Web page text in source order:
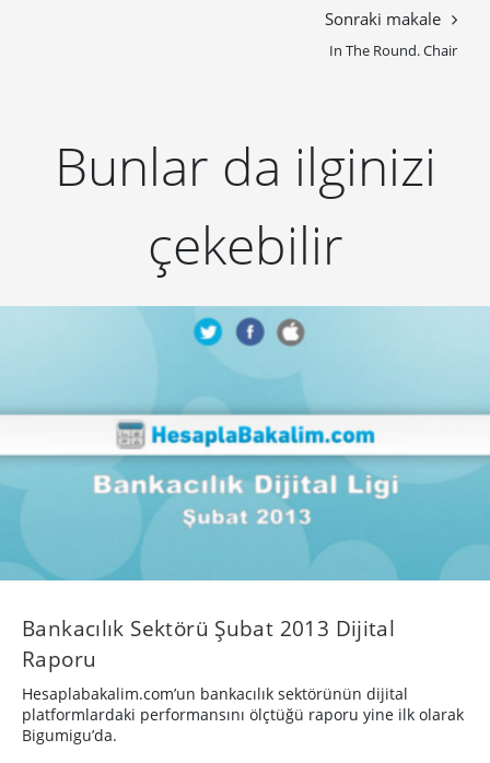
Sonraki makale
In The Round. Chair
Bunlar da ilginizi
çekebilir
Bankacılık Sektörü Şubat 2013 Dijital
Raporu
Hesaplabakalim.com’un bankacılık sektörünün dijital
platformlardaki performansını ölçtüğü raporu yine ilk olarak
Bigumigu’da.